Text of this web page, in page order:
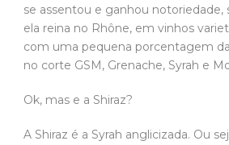
se assentou e ganhou notoriedade,
ela reina no Rhône, em vinhos
com uma pequena porcentagem
no corte GSM, Grenache, Syrah e
Ok, mas e a Shiraz?
A Shiraz é a Syrah anglicizada. Ou